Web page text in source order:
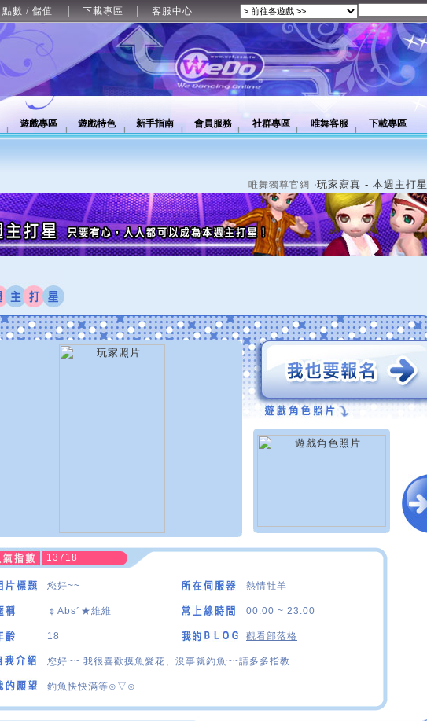
點數 / 儲值 下載專區 客服中心
遊戲專區 遊戲特色 新手指南 會員服務 社群專區 唯舞客服 下載專區
唯舞獨尊官網 ‧玩家寫真 - 本週主打星
13718
您好~~ 熱情牡羊
￠Abs°★維維 00:00 ~ 23:00
18 觀看部落格
您好~~ 我很喜歡摸魚愛花、沒事就釣魚~~請多多指教
釣魚快快滿等⊙▽⊙